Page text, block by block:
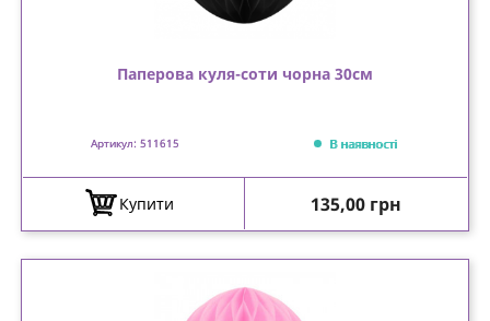
Паперова куля-соти чорна 30см
Артикул: 511615 В наявності
Купити Ціна
135,00 грн